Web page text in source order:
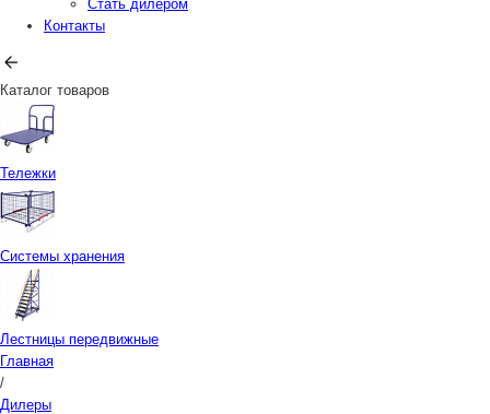
Стать дилером
Контакты
Каталог товаров
Тележки
Системы хранения
Лестницы передвижные
Главная
/
Дилеры